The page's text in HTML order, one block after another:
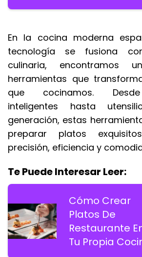
En la cocina moderna
tecnología se fusiona
culinaria, encontramos
herramientas que
que cocinamos.
inteligentes hasta
generación, estas
preparar platos
precisión, eficiencia y
Te Puede Interesar Leer:
Cómo Crear
Platos De
Restaurante
Tu Propia